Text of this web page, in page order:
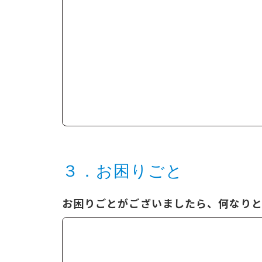
３．お困りごと
お困りごとがございましたら、何なり